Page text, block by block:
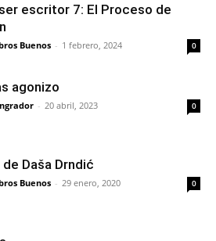
escritor 7: El Proceso de
Buenos - 1 febrero, 2024 0
agonizo
- 20 abril, 2023 0
Daša Drndić
Buenos - 29 enero, 2020 0